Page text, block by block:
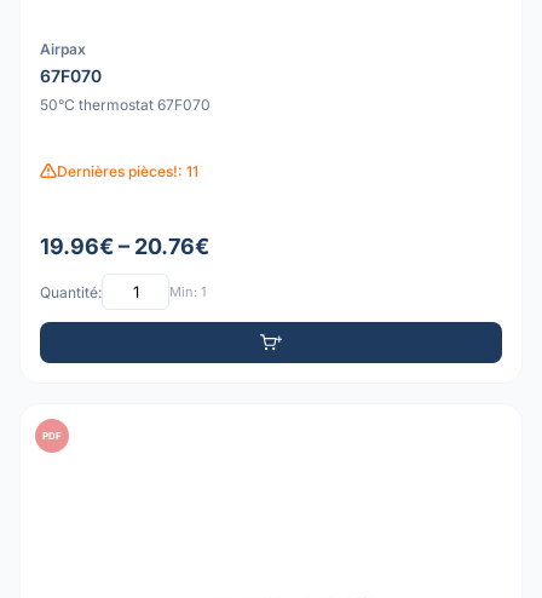
Airpax
67F070
50°C thermostat 67F070
Dernières pièces!: 11
19.96€ – 20.76€
Quantité: Min: 1
PDF